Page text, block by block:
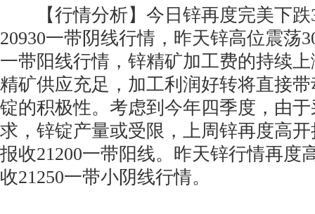
【行情分析】今日锌再度完美下跌
20930一带阴线行情，昨天锌高位震荡
一带阳线行情，锌精矿加工费的持续
精矿供应充足，加工利润好转将直接
锭的积极性。考虑到今年四季度，由
求，锌锭产量或受限，上周锌再度高
报收21200一带阳线。昨天锌行情再度
收21250一带小阴线行情。